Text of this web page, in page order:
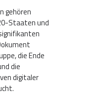
gehören
Staaten und
die Ende
die
digitaler